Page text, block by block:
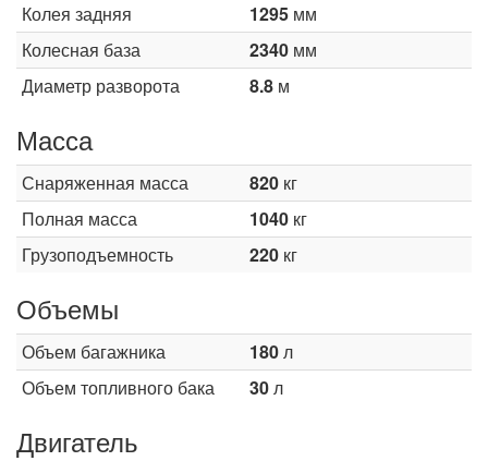
Колея задняя
1295 мм
Колесная база
2340 мм
Диаметр разворота
8.8 м
Масса
Снаряженная масса 820 кг
Полная масса
1040 кг
Грузоподъемность
220 кг
Объемы
Объем багажника 180л
Объем топливного бака
30л
Двигатель